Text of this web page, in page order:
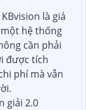
là giá
hệ thống
cần phải
được tích
phí mà vẫn
giải 2.0